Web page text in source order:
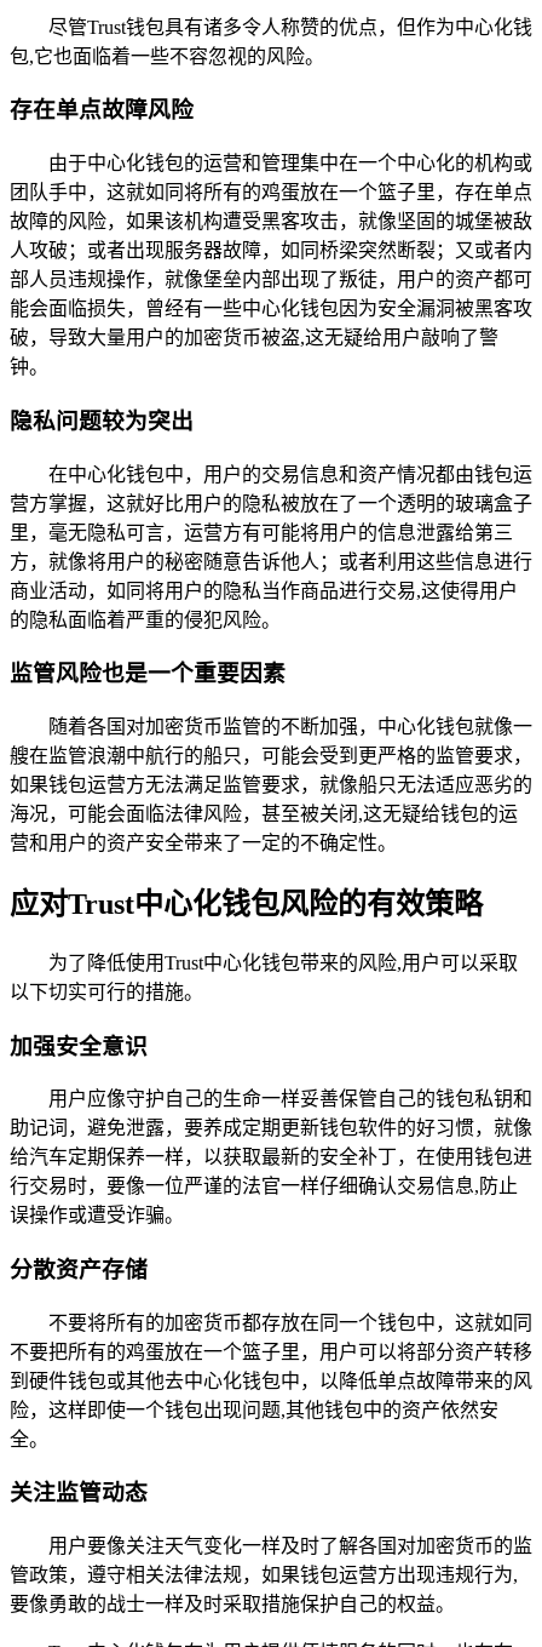
尽管Trust钱包具有诸多令人称赞的优点，但作为中心化钱
包,它也面临着一些不容忽视的风险。
存在单点故障风险
由于中心化钱包的运营和管理集中在一个中心化的机构或
团队手中，这就如同将所有的鸡蛋放在一个篮子里，存在单点
故障的风险，如果该机构遭受黑客攻击，就像坚固的城堡被敌
人攻破；或者出现服务器故障，如同桥梁突然断裂；又或者内
部人员违规操作，就像堡垒内部出现了叛徒，用户的资产都可
能会面临损失，曾经有一些中心化钱包因为安全漏洞被黑客攻
破，导致大量用户的加密货币被盗,这无疑给用户敲响了警
钟。
隐私问题较为突出
在中心化钱包中，用户的交易信息和资产情况都由钱包运
营方掌握，这就好比用户的隐私被放在了一个透明的玻璃盒子
里，毫无隐私可言，运营方有可能将用户的信息泄露给第三
方，就像将用户的秘密随意告诉他人；或者利用这些信息进行
商业活动，如同将用户的隐私当作商品进行交易,这使得用户
的隐私面临着严重的侵犯风险。
监管风险也是一个重要因素
随着各国对加密货币监管的不断加强，中心化钱包就像一
艘在监管浪潮中航行的船只，可能会受到更严格的监管要求，
如果钱包运营方无法满足监管要求，就像船只无法适应恶劣的
海况，可能会面临法律风险，甚至被关闭,这无疑给钱包的运
营和用户的资产安全带来了一定的不确定性。
应对Trust中心化钱包风险的有效策略
为了降低使用Trust中心化钱包带来的风险,用户可以采取
以下切实可行的措施。
加强安全意识
用户应像守护自己的生命一样妥善保管自己的钱包私钥和
助记词，避免泄露，要养成定期更新钱包软件的好习惯，就像
给汽车定期保养一样，以获取最新的安全补丁，在使用钱包进
行交易时，要像一位严谨的法官一样仔细确认交易信息,防止
误操作或遭受诈骗。
分散资产存储
不要将所有的加密货币都存放在同一个钱包中，这就如同
不要把所有的鸡蛋放在一个篮子里，用户可以将部分资产转移
到硬件钱包或其他去中心化钱包中，以降低单点故障带来的风
险，这样即使一个钱包出现问题,其他钱包中的资产依然安
全。
关注监管动态
用户要像关注天气变化一样及时了解各国对加密货币的监
管政策，遵守相关法律法规，如果钱包运营方出现违规行为,
要像勇敢的战士一样及时采取措施保护自己的权益。